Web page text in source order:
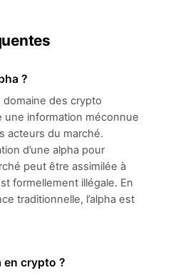
?
domaine des crypto
une information méconnue
acteurs du marché.
d’une alpha pour
peut être assimilée à
formellement illégale. En
traditionnelle, l’alpha est
en crypto ?